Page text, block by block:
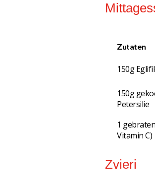
Zutaten
150g
150g
Petersilie
1
Vitamin C)
Zvieri